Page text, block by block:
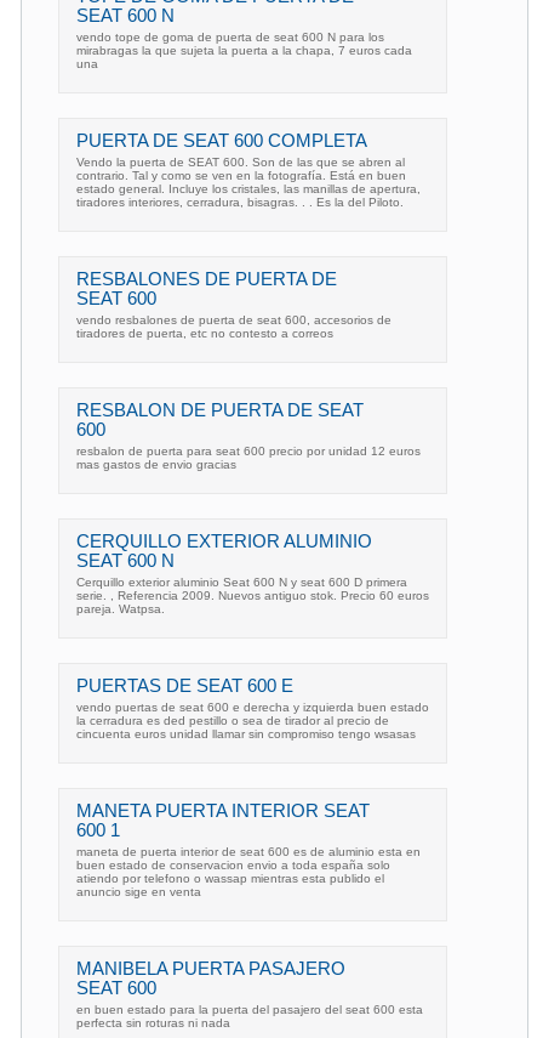
SEAT 600 N
vendo tope de goma de puerta de seat 600 N para los
mirabragas la que sujeta la puerta a la chapa, 7 euros cada
una
PUERTA DE SEAT 600 COMPLETA
Vendo la puerta de SEAT 600. Son de las que se abren al
contrario. Tal y como se ven en la fotografía. Está en buen
estado general. Incluye los cristales, las manillas de apertura,
tiradores interiores, cerradura, bisagras. . . Es la del Piloto.
RESBALONES DE PUERTA DE
SEAT 600
vendo resbalones de puerta de seat 600, accesorios de
tiradores de puerta, etc no contesto a correos
RESBALON DE PUERTA DE SEAT
600
resbalon de puerta para seat 600 precio por unidad 12 euros
mas gastos de envio gracias
CERQUILLO EXTERIOR ALUMINIO
SEAT 600 N
Cerquillo exterior aluminio Seat 600 N y seat 600 D primera
serie. , Referencia 2009. Nuevos antiguo stok. Precio 60 euros
pareja. Watpsa.
PUERTAS DE SEAT 600 E
vendo puertas de seat 600 e derecha y izquierda buen estado
la cerradura es ded pestillo o sea de tirador al precio de
cincuenta euros unidad llamar sin compromiso tengo wsasas
MANETA PUERTA INTERIOR SEAT
600 1
maneta de puerta interior de seat 600 es de aluminio esta en
buen estado de conservacion envio a toda españa solo
atiendo por telefono o wassap mientras esta publido el
anuncio sige en venta
MANIBELA PUERTA PASAJERO
SEAT 600
en buen estado para la puerta del pasajero del seat 600 esta
perfecta sin roturas ni nada